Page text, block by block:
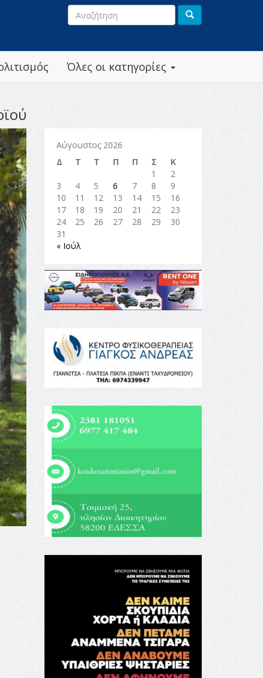
Όλες οι κατηγορίες
Αύγουστος 2026
Δ
Τ Τ Π Π Σ
Κ
1
2
3
4 5 6 7 8
9
10
11 12 13 14 15
16
17
18 19 20 21 22
23
24
25 26 27 28 29
30
31
« Ιούλ